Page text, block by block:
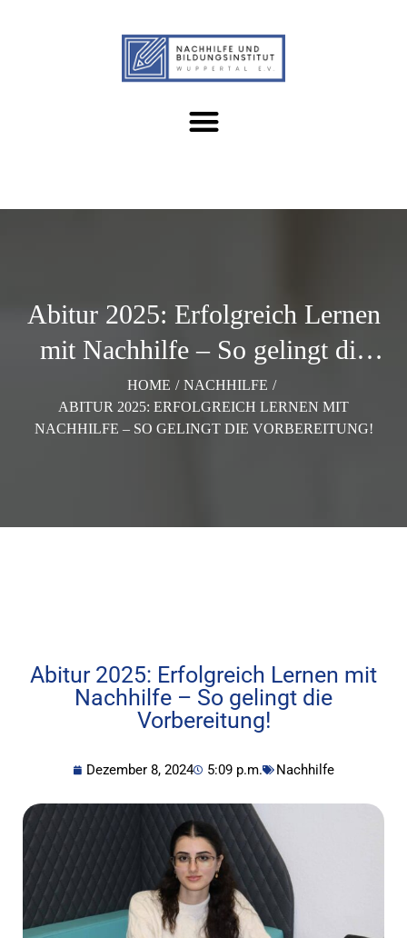
Abitur 2025: Erfolgreich Lernen
mit Nachhilfe – So gelingt die
Vorbereitung!
HOME / NACHHILFE /
ABITUR 2025: ERFOLGREICH LERNEN MIT
NACHHILFE – SO GELINGT DIE VORBEREITUNG!
Abitur 2025: Erfolgreich Lernen mit
Nachhilfe – So gelingt die
Vorbereitung!
Dezember 8, 2024 5:09 p.m. Nachhilfe